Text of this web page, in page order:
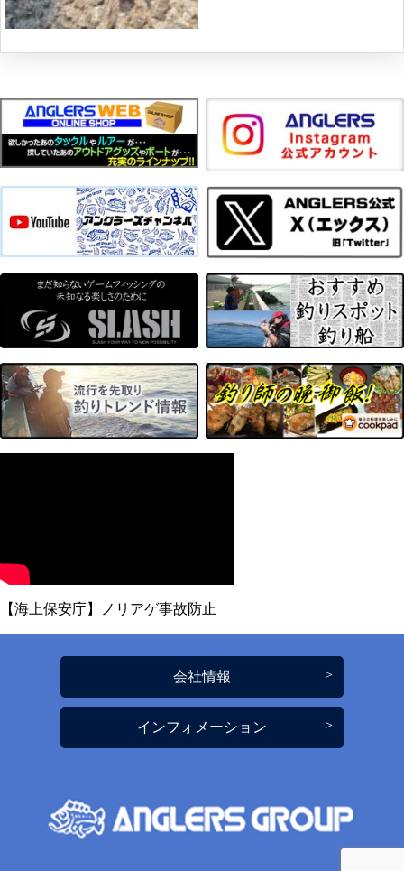
【海上保安庁】ノリアゲ事故防止
会社情報
インフォメーション